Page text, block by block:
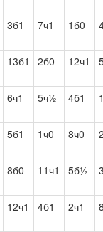
3б1 7ч1 1б0
13б1 2б0 12ч1
6ч1 5ч½ 4б1
5б1 1ч0 8ч0
8б0 11ч1 5б½
12ч1 4б1 2ч1